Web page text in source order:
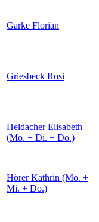
Garke Florian
Griesbeck Rosi
Heidacher Elisabeth
(Mo. + Di. + Do.)
Hörer Kathrin (Mo. +
Mi. + Do.)